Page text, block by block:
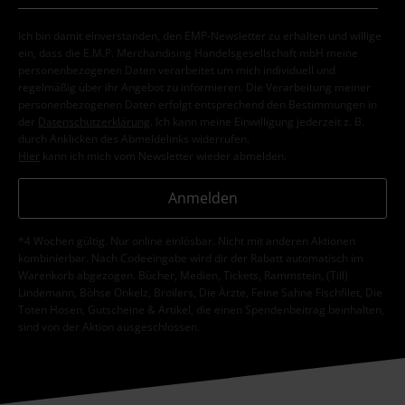
Ich bin damit einverstanden, den EMP-Newsletter zu erhalten und willige
ein, dass die E.M.P. Merchandising Handelsgesellschaft mbH meine
personenbezogenen Daten verarbeitet um mich individuell und
regelmäßig über ihr Angebot zu informieren. Die Verarbeitung meiner
personenbezogenen Daten erfolgt entsprechend den Bestimmungen in
der
Datenschutzerklärung
. Ich kann meine Einwilligung jederzeit z. B.
durch Anklicken des Abmeldelinks widerrufen.
Hier kann ich mich vom Newsletter wieder abmelden.
Anmelden
*4 Wochen gültig. Nur online einlösbar. Nicht mit anderen Aktionen
kombinierbar. Nach Codeeingabe wird dir der Rabatt automatisch im
Warenkorb abgezogen. Bücher, Medien, Tickets, Rammstein, (Till)
Lindemann, Böhse Onkelz, Broilers, Die Ärzte, Feine Sahne Fischfilet, Die
Toten Hosen, Gutscheine & Artikel, die einen Spendenbeitrag beinhalten,
sind von der Aktion ausgeschlossen.